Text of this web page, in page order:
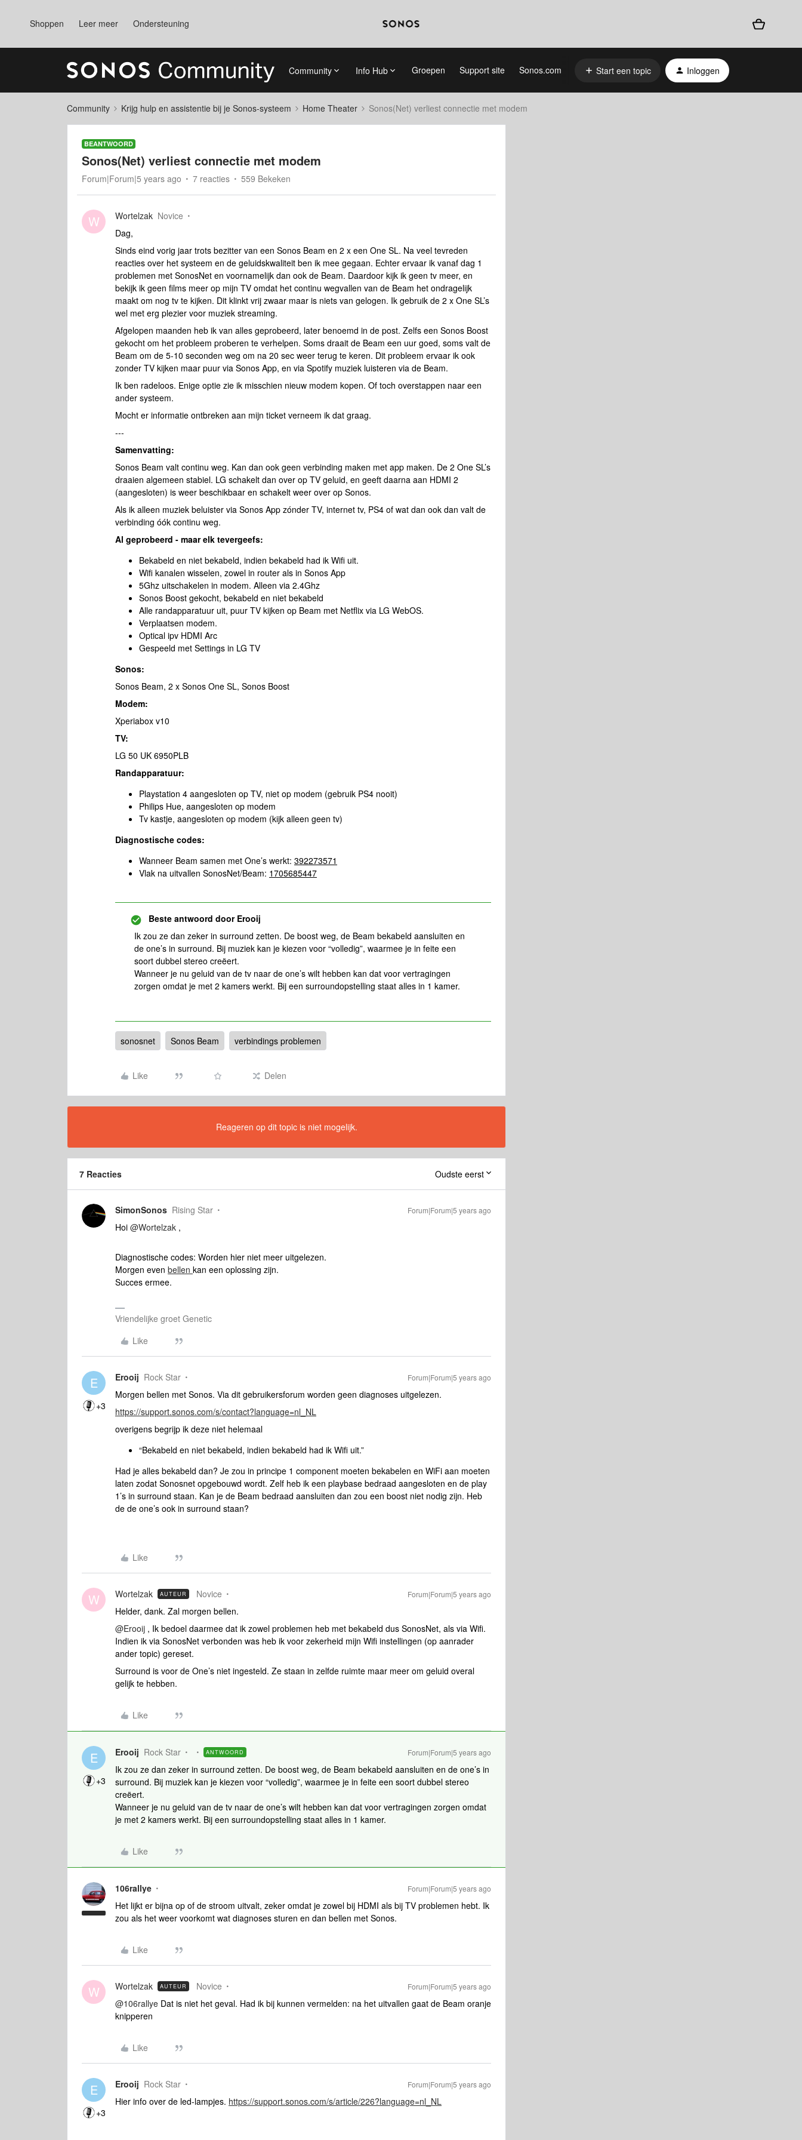
Shoppen Leer meer Ondersteuning
Community Info Hub Groepen Support site Sonos.com Start een topic Inloggen
Community Krijg hulp en assistentie bij je Sonos-systeem Home Theater Sonos(Net) verliest connectie met modem
BEANTWOORD
Sonos(Net) verliest connectie met modem
Forum|Forum|5 years ago 7 reacties 559 Bekeken
W Wortelzak Novice
Dag,
Sinds eind vorig jaar trots bezitter van een Sonos Beam en 2 x een One SL. Na veel tevreden
reacties over het systeem en de geluidskwaliteit ben ik mee gegaan. Echter ervaar ik vanaf dag 1
problemen met SonosNet en voornamelijk dan ook de Beam. Daardoor kijk ik geen tv meer, en
bekijk ik geen films meer op mijn TV omdat het continu wegvallen van de Beam het ondragelijk
maakt om nog tv te kijken. Dit klinkt vrij zwaar maar is niets van gelogen. Ik gebruik de 2 x One SL’s
wel met erg plezier voor muziek streaming.
Afgelopen maanden heb ik van alles geprobeerd, later benoemd in de post. Zelfs een Sonos Boost
gekocht om het probleem proberen te verhelpen. Soms draait de Beam een uur goed, soms valt de
Beam om de 5-10 seconden weg om na 20 sec weer terug te keren. Dit probleem ervaar ik ook
zonder TV kijken maar puur via Sonos App, en via Spotify muziek luisteren via de Beam.
Ik ben radeloos. Enige optie zie ik misschien nieuw modem kopen. Of toch overstappen naar een
ander systeem.
Mocht er informatie ontbreken aan mijn ticket verneem ik dat graag.
---
Samenvatting:
Sonos Beam valt continu weg. Kan dan ook geen verbinding maken met app maken. De 2 One SL’s
draaien algemeen stabiel. LG schakelt dan over op TV geluid, en geeft daarna aan HDMI 2
(aangesloten) is weer beschikbaar en schakelt weer over op Sonos.
Als ik alleen muziek beluister via Sonos App zónder TV, internet tv, PS4 of wat dan ook dan valt de
verbinding óók continu weg.
Al geprobeerd - maar elk tevergeefs:
Bekabeld en niet bekabeld, indien bekabeld had ik Wifi uit.
Wifi kanalen wisselen, zowel in router als in Sonos App
5Ghz uitschakelen in modem. Alleen via 2.4Ghz
Sonos Boost gekocht, bekabeld en niet bekabeld
Alle randapparatuur uit, puur TV kijken op Beam met Netflix via LG WebOS.
Verplaatsen modem.
Optical ipv HDMI Arc
Gespeeld met Settings in LG TV
Sonos:
Sonos Beam, 2 x Sonos One SL, Sonos Boost
Modem:
Xperiabox v10
TV:
LG 50 UK 6950PLB
Randapparatuur:
Playstation 4 aangesloten op TV, niet op modem (gebruik PS4 nooit)
Philips Hue, aangesloten op modem
Tv kastje, aangesloten op modem (kijk alleen geen tv)
Diagnostische codes:
Wanneer Beam samen met One’s werkt: 392273571
Vlak na uitvallen SonosNet/Beam: 1705685447
Beste antwoord doorErooij
Ik zou ze dan zeker in surround zetten. De boost weg, de Beam bekabeld aansluiten en
de one’s in surround. Bij muziek kan je kiezen voor “volledig”, waarmee je in feite een
soort dubbel stereo creëert.
Wanneer je nu geluid van de tv naar de one’s wilt hebben kan dat voor vertragingen
zorgen omdat je met 2 kamers werkt. Bij een surroundopstelling staat alles in 1 kamer.
sonosnet Sonos Beam verbindings problemen
Like Delen
Reageren op dit topic is niet mogelijk.
7 Reacties Oudste eerst
SimonSonos Rising Star Forum|Forum|5 years ago
Hoi @Wortelzak ,
Diagnostische codes: Worden hier niet meer uitgelezen.
Morgen even bellen kan een oplossing zijn.
Succes ermee.
Vriendelijke groet Genetic
Like
E
+3
Erooij Rock Star Forum|Forum|5 years ago
Morgen bellen met Sonos. Via dit gebruikersforum worden geen diagnoses uitgelezen.
https://support.sonos.com/s/contact?language=nl_NL
overigens begrijp ik deze niet helemaal
“Bekabeld en niet bekabeld, indien bekabeld had ik Wifi uit.”
Had je alles bekabeld dan? Je zou in principe 1 component moeten bekabelen en WiFi aan moeten
laten zodat Sonosnet opgebouwd wordt. Zelf heb ik een playbase bedraad aangesloten en de play
1’s in surround staan. Kan je de Beam bedraad aansluiten dan zou een boost niet nodig zijn. Heb
de de one’s ook in surround staan?
Like
W Wortelzak AUTEUR Novice Forum|Forum|5 years ago
Helder, dank. Zal morgen bellen.
@Erooij , Ik bedoel daarmee dat ik zowel problemen heb met bekabeld dus SonosNet, als via Wifi.
Indien ik via SonosNet verbonden was heb ik voor zekerheid mijn Wifi instellingen (op aanrader
ander topic) gereset.
Surround is voor de One’s niet ingesteld. Ze staan in zelfde ruimte maar meer om geluid overal
gelijk te hebben.
Like
E
+3
Erooij Rock Star ANTWOORD Forum|Forum|5 years ago
Ik zou ze dan zeker in surround zetten. De boost weg, de Beam bekabeld aansluiten en de one’s in
surround. Bij muziek kan je kiezen voor “volledig”, waarmee je in feite een soort dubbel stereo
creëert.
Wanneer je nu geluid van de tv naar de one’s wilt hebben kan dat voor vertragingen zorgen omdat
je met 2 kamers werkt. Bij een surroundopstelling staat alles in 1 kamer.
Like
106rallye Forum|Forum|5 years ago
Het lijkt er bijna op of de stroom uitvalt, zeker omdat je zowel bij HDMI als bij TV problemen hebt. Ik
zou als het weer voorkomt wat diagnoses sturen en dan bellen met Sonos.
Like
W Wortelzak AUTEUR Novice Forum|Forum|5 years ago
@106rallye Dat is niet het geval. Had ik bij kunnen vermelden: na het uitvallen gaat de Beam oranje
knipperen
Like
E
+3
Erooij Rock Star Forum|Forum|5 years ago
Hier info over de led-lampjes. https://support.sonos.com/s/article/226?language=nl_NL